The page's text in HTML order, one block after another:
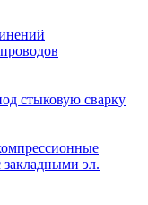
стыковую сварку
эл.